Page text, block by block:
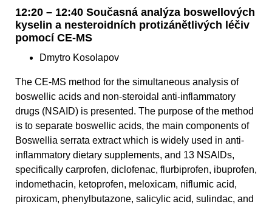
12:20 – 12:40 Současná analýza boswellových
kyselin a nesteroidních protizánětlivých léčiv
pomocí CE-MS
Dmytro Kosolapov
The CE-MS method for the simultaneous analysis of
boswellic acids and non-steroidal anti-inflammatory
drugs (NSAID) is presented. The purpose of the method
is to separate boswellic acids, the main components of
Boswellia serrata extract which is widely used in anti-
inflammatory dietary supplements, and 13 NSAIDs,
specifically carprofen, diclofenac, flurbiprofen, ibuprofen,
indomethacin, ketoprofen, meloxicam, niflumic acid,
piroxicam, phenylbutazone, salicylic acid, sulindac, and